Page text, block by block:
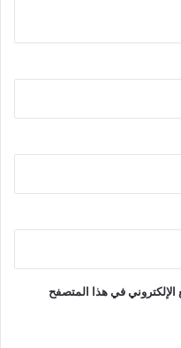
في هذا المتصفح